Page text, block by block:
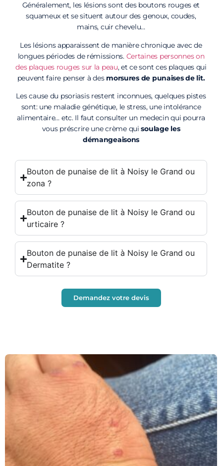
Généralement, les lésions sont des boutons rouges et
squameux et se situent autour des genoux, coudes,
mains, cuir chevelu…
Les lésions apparaissent de manière chronique avec de
longues périodes de rémissions. Certaines personnes on
des plaques rouges sur la peau, et ce sont ces plaques qui
peuvent faire penser à des morsures de punaises de lit.
Les cause du psoriasis restent inconnues, quelques pistes
sont: une maladie génétique, le stress, une intolérance
alimentaire… etc. Il faut consulter un medecin qui pourra
vous préscrire une crème quisoulage les
démangeaisons
Bouton de punaise de lit à Noisy le Grand ou
zona ?
Bouton de punaise de lit à Noisy le Grand ou
urticaire ?
Bouton de punaise de lit à Noisy le Grand ou
Dermatite ?
Demandez votre devis